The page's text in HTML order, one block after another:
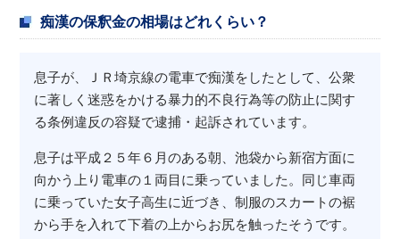
痴漢の保釈金の相場はどれくらい？
息子が、ＪＲ埼京線の電車で痴漢をしたとして、公衆
に著しく迷惑をかける暴力的不良行為等の防止に関す
る条例違反の容疑で逮捕・起訴されています。
息子は平成２５年６月のある朝、池袋から新宿方面に
向かう上り電車の１両目に乗っていました。同じ車両
に乗っていた女子高生に近づき、制服のスカートの裾
から手を入れて下着の上からお尻を触ったそうです。